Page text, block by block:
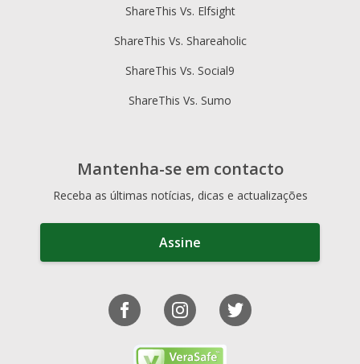
ShareThis Vs. Elfsight
ShareThis Vs. Shareaholic
ShareThis Vs. Social9
ShareThis Vs. Sumo
Mantenha-se em contacto
Receba as últimas notícias, dicas e actualizações
Assine